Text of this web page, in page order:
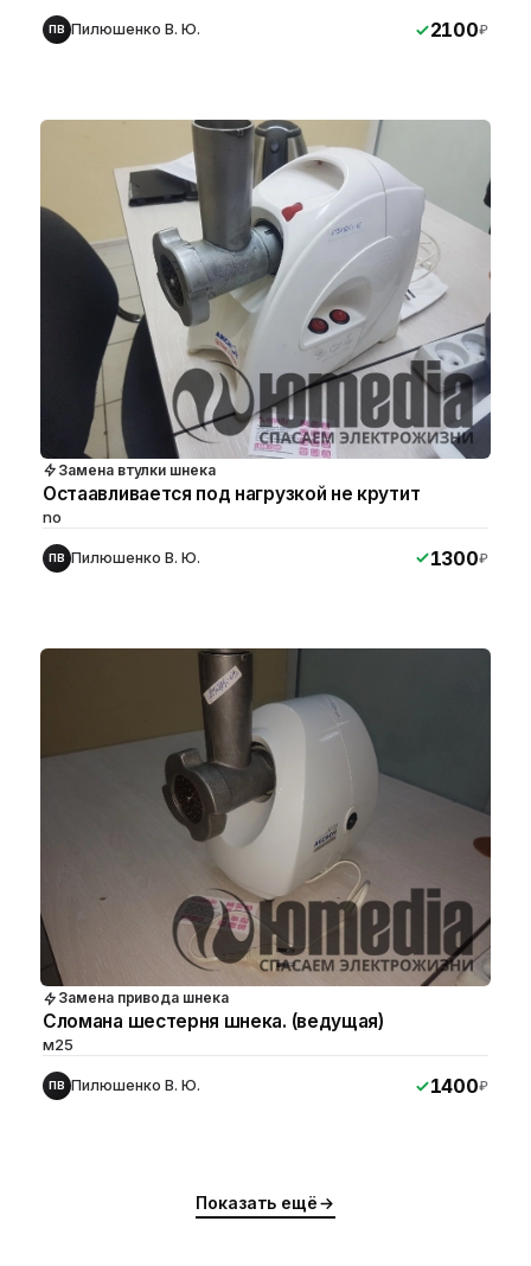
ПВ Пилюшенко В. Ю. 2100₽
Замена втулки шнека
Остаавливается под нагрузкой не крутит
no
ПВ Пилюшенко В. Ю. 1300₽
Замена привода шнека
Сломана шестерня шнека. (ведущая)
м25
ПВ Пилюшенко В. Ю. 1400₽
Показать ещё